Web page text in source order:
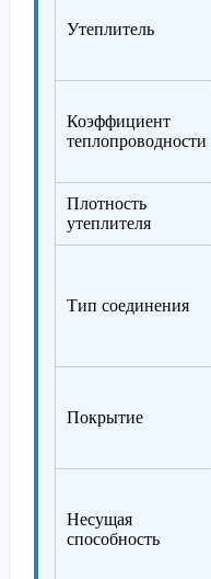
Утеплитель
Коэффициент
теплопроводности
Плотность
утеплителя
Тип соединения
Покрытие
Несущая
способность